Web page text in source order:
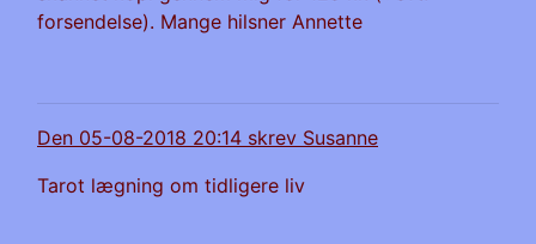
forsendelse). Mange hilsner Annette
Den 05-08-2018 20:14 skrev Susanne
Tarot lægning om tidligere liv